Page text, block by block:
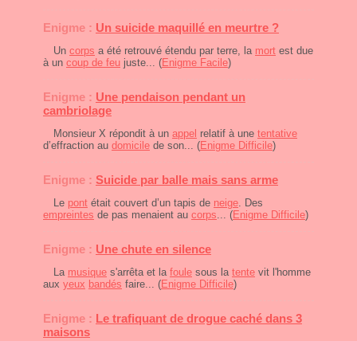
Enigme : Un suicide maquillé en meurtre ?
Un corps a été retrouvé étendu par terre, la mort est due
à un coup de feu juste... (Enigme Facile)
Enigme : Une pendaison pendant un
cambriolage
Monsieur X répondit à un appel relatif à une tentative
d’effraction au domicile de son... (Enigme Difficile)
Enigme : Suicide par balle mais sans arme
Le pont était couvert d’un tapis de neige. Des
empreintes de pas menaient au corps... (Enigme Difficile)
Enigme : Une chute en silence
La musique s'arrêta et la foule sous la tente vit l'homme
aux yeux bandés faire... (Enigme Difficile)
Enigme : Le trafiquant de drogue caché dans 3
maisons